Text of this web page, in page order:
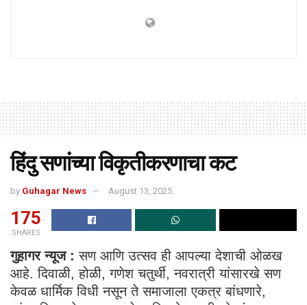
हिंदु सणांच्या विकृतीकरणाचा कट
by Guhagar News August 13, 2025
175
SHARES
गुहागर न्यूज :सण आणि उत्सव ही आपल्या देशाची ओळख
आहे. दिवाळी, होळी, गणेश चतुर्थी, नवरात्री यांसारखे सण
केवळ धार्मिक विधी नसून ते समाजाला एकत्र बांधणारे,